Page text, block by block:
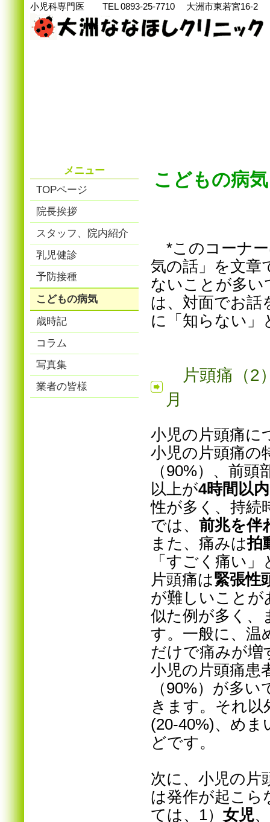
小児科専門医 TEL 0893-25-7710 大洲市東若宮16-2
こどもの病
*このコーナー
気の話」を文章
ないことが多い
は、対面でお話
に「知らない」
片頭痛（2
月
小児の片頭痛に
小児の片頭痛の
（90%）、前
以上が4時間以内
性が多く、持続
では、 前兆を伴
また、痛みは拍
「 すごく痛い」
片頭痛は緊張性
が難しいことが
似た例が多く、
す。一般に、温
だけで痛みが増
小児の片頭痛患
（90%）が多
きます。それ以
(20-40%)、めま
どです。
次に、小児の片
は発作が起こら
ては、1） 女児
メニュー
TOPページ
院長挨拶
スタッフ、院内紹介
乳児健診
予防接種
こどもの病気
歳時記
コラム
写真集
業者の皆様